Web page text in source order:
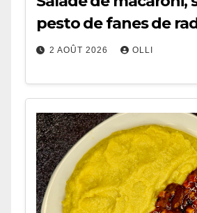
pesto de fanes de
2 AOÛT 2026 OLLI